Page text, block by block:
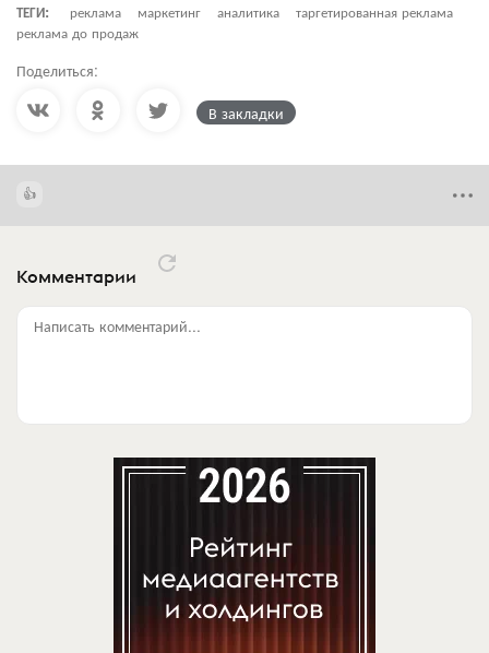
ТЕГИ: реклама маркетинг аналитика
таргетированная реклама
реклама до продаж
Поделиться:
В закладки
Комментарии
Написать комментарий...